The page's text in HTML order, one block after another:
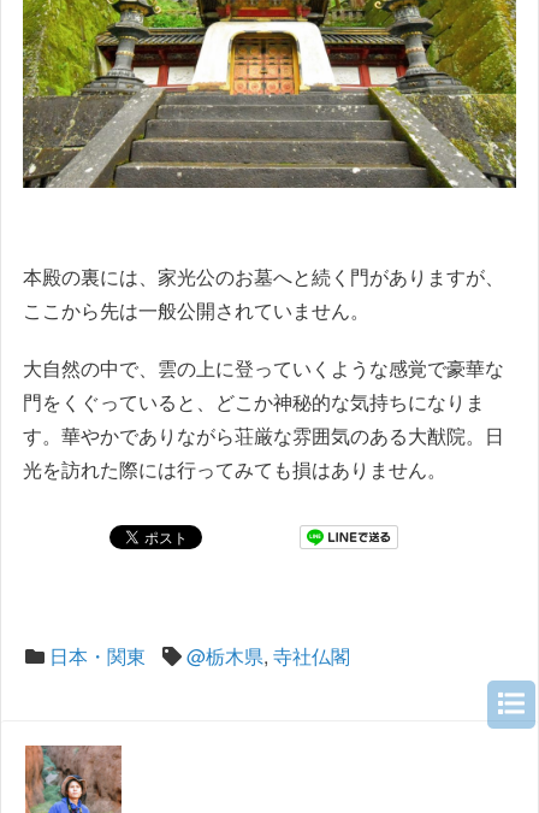
本殿の裏には、家光公のお墓へと続く門がありますが、
ここから先は一般公開されていません。
大自然の中で、雲の上に登っていくような感覚で豪華な
門をくぐっていると、どこか神秘的な気持ちになりま
す。華やかでありながら荘厳な雰囲気のある大猷院。日
光を訪れた際には行ってみても損はありません。
日本・関東 @栃木県, 寺社仏閣